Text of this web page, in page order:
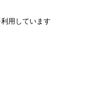
用しています